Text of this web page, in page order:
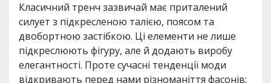
Класичний тренч зазвичай має приталений
силует з підкресленою талією, поясом та
двобортною застібкою. Ці елементи не лише
підкреслюють фігуру, але й додають виробу
елегантності. Проте сучасні тенденції моди
відкривають перед нами різноманіття фасонів: